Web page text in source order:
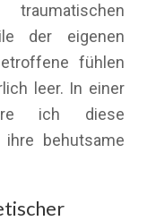
der eigenen
fühlen
leer. In einer
ich diese
behutsame